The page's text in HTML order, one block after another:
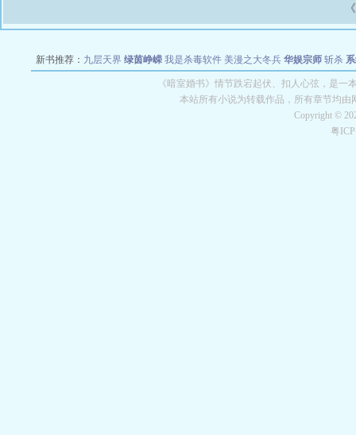
新书推荐： 九层天界 绿茵峥嵘 我是杀毒软件 美漫之大冬兵 华娱宗师 斩杀
教练万岁 都市全能巨星 绝对交易 全职武神 位面复
《暗室婚书》情节跌宕起伏、扣人心弦，是
本站所有小说为转载作品，所有章节均
Copyright ©
粤